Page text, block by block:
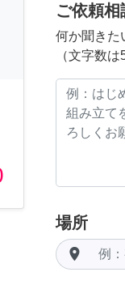
ご依頼相
何か聞きた
（文字数は
場所
room